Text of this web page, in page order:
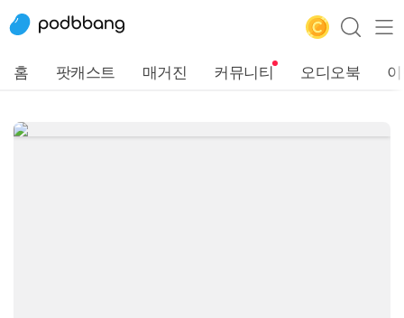
홈 팟캐스트 매거진 커뮤니티 오디오북